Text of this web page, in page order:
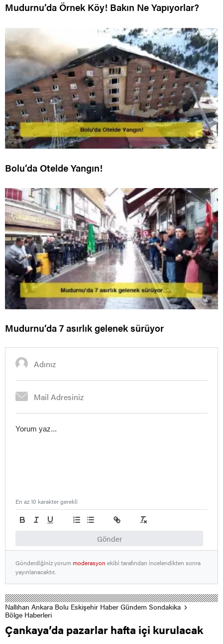
Mudurnu’da Örnek Köy! Bakın Ne Yapıyorlar?
Bolu’da Otelde Yangın!
Mudurnu’da 7 asırlık gelenek sürüyor
Gönder
En az 10 karakter gerekli
Gönderdiğiniz yorummoderasyon ekibi tarafından incelendikten sonra
yayınlanacaktır.
Nallıhan Ankara Bolu Eskişehir Haber Gündem Sondakika
Bölge Haberleri
Çankaya’da pazarlar hafta içi kurulacak